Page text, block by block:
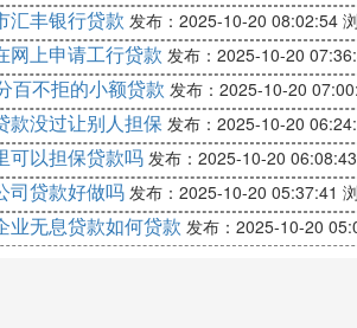
母一方和
女
的日益增多，在发放该类贷款时需
年人的概念。未成年人是指18周岁
能力
行购房、申请贷款、办理抵押等民
汇丰银行贷款 发布：2025-10-20 08:02:54
网上申请工行贷款 发布：2025-10-20
百不拒的小额贷款 发布：2025-10-20
款没过让别人担保 发布：2025-10-20
可以担保贷款吗 发布：2025-10-20 06:08:43
司贷款好做吗 发布：2025-10-20 05:37:41
业无息贷款如何贷款 发布：2025-10-20